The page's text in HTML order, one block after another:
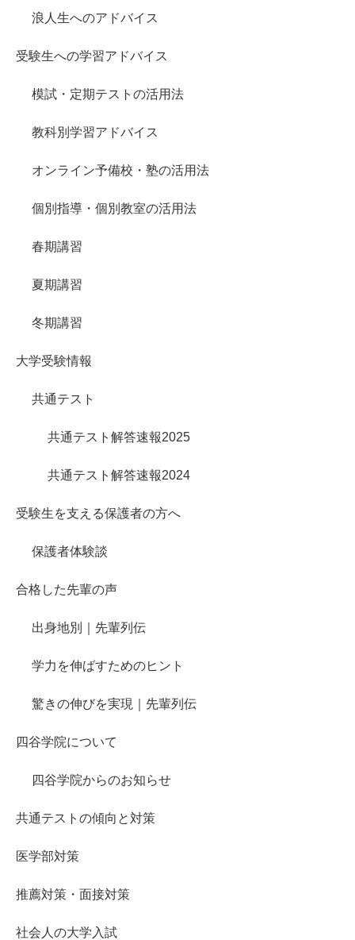
浪人生へのアドバイス
受験生への学習アドバイス
模試・定期テストの活用法
教科別学習アドバイス
オンライン予備校・塾の活用法
個別指導・個別教室の活用法
春期講習
夏期講習
冬期講習
大学受験情報
共通テスト
共通テスト解答速報2025
共通テスト解答速報2024
受験生を支える保護者の方へ
保護者体験談
合格した先輩の声
出身地別｜先輩列伝
学力を伸ばすためのヒント
驚きの伸びを実現｜先輩列伝
四谷学院について
四谷学院からのお知らせ
共通テストの傾向と対策
医学部対策
推薦対策・面接対策
社会人の大学入試